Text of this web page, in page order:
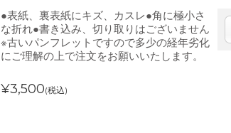
●表紙、裏表紙にキズ、カスレ●角に極小さ
な折れ●書き込み、切り取りはございません
※古いパンフレットですので多少の経年劣化
にご理解の上で注文をお願いいたします。
¥3,500(税込)